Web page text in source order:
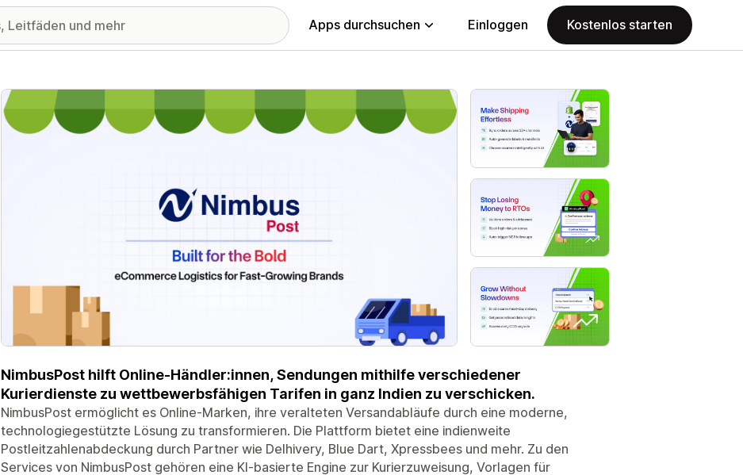
Apps durchsuchen Einloggen Kostenlos starten
Vorgestellte Bildergalerie
NimbusPost hilft Online-Händler:innen, Sendungen mithilfe verschiedener
Kurierdienste zu wettbewerbsfähigen Tarifen in ganz Indien zu verschicken.
NimbusPost ermöglicht es Online-Marken, ihre veralteten Versandabläufe durch eine moderne,
technologiegestützte Lösung zu transformieren. Die Plattform bietet eine indienweite
Postleitzahlenabdeckung durch Partner wie Delhivery, Blue Dart, Xpressbees und mehr. Zu den
Services von NimbusPost gehören eine KI-basierte Engine zur Kurierzuweisung, Vorlagen für